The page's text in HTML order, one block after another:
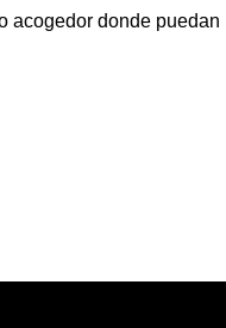
acogedor donde puedan